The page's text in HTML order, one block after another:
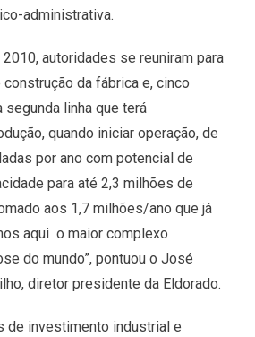
administrativa.
2010, autoridades se reuniram para
construção da fábrica e, cinco
segunda linha que terá
quando iniciar operação, de
por ano com potencial de
para até 2,3 milhões de
aos 1,7 milhões/ano que já
aqui o maior complexo
do mundo”, pontuou o José
diretor presidente da Eldorado.
de investimento industrial e